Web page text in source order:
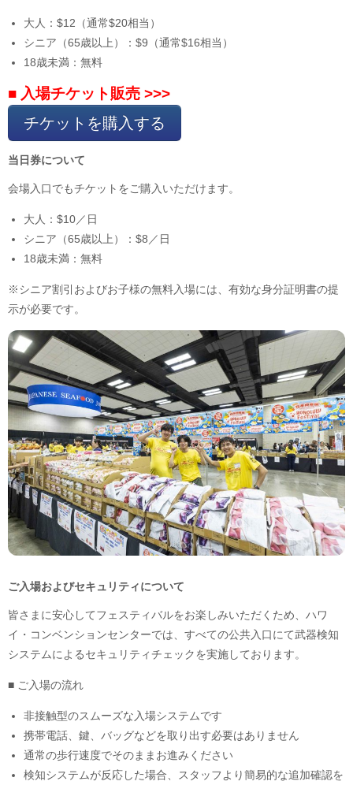
大人：$12（通常$20相当）
シニア（65歳以上）：$9（通常$16相当）
18歳未満：無料
■ 入場チケット販売 >>>
チケットを購入する
当日券について
会場入口でもチケットをご購入いただけます。
大人：$10／日
シニア（65歳以上）：$8／日
18歳未満：無料
※シニア割引およびお子様の無料入場には、有効な身分証明書の提
示が必要です。
ご入場およびセキュリティについて
皆さまに安心してフェスティバルをお楽しみいただくため、ハワ
イ・コンベンションセンターでは、すべての公共入口にて武器検知
システムによるセキュリティチェックを実施しております。
■ ご入場の流れ
非接触型のスムーズな入場システムです
携帯電話、鍵、バッグなどを取り出す必要はありません
通常の歩行速度でそのままお進みください
検知システムが反応した場合、スタッフより簡易的な追加確認を